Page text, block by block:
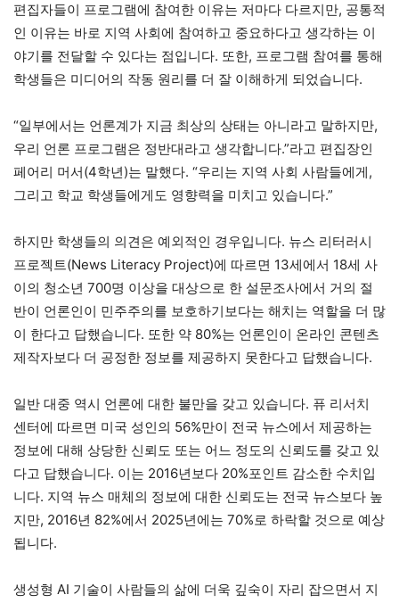
편집자들이 프로그램에 참여한 이유는 저마다 다르지만, 공통적
인 이유는 바로 지역 사회에 참여하고 중요하다고 생각하는 이
야기를 전달할 수 있다는 점입니다. 또한, 프로그램 참여를 통해
학생들은 미디어의 작동 원리를 더 잘 이해하게 되었습니다.
“일부에서는 언론계가 지금 최상의 상태는 아니라고 말하지만,
우리 언론 프로그램은 정반대라고 생각합니다.”라고 편집장인
페어리 머서(4학년)는 말했다. “우리는 지역 사회 사람들에게,
그리고 학교 학생들에게도 영향력을 미치고 있습니다.”
하지만 학생들의 의견은 예외적인 경우입니다. 뉴스 리터러시
프로젝트(News Literacy Project)에 따르면 13세에서 18세 사
이의 청소년 700명 이상을 대상으로 한 설문조사에서 거의 절
반이 언론인이 민주주의를 보호하기보다는 해치는 역할을 더 많
이 한다고 답했습니다. 또한 약 80%는 언론인이 온라인 콘텐츠
제작자보다 더 공정한 정보를 제공하지 못한다고 답했습니다.
일반 대중 역시 언론에 대한 불만을 갖고 있습니다. 퓨 리서치
센터에 따르면 미국 성인의 56%만이 전국 뉴스에서 제공하는
정보에 대해 상당한 신뢰도 또는 어느 정도의 신뢰도를 갖고 있
다고 답했습니다. 이는 2016년보다 20%포인트 감소한 수치입
니다. 지역 뉴스 매체의 정보에 대한 신뢰도는 전국 뉴스보다 높
지만, 2016년 82%에서 2025년에는 70%로 하락할 것으로 예상
됩니다.
생성형 AI 기술이 사람들의 삶에 더욱 깊숙이 자리 잡으면서 지